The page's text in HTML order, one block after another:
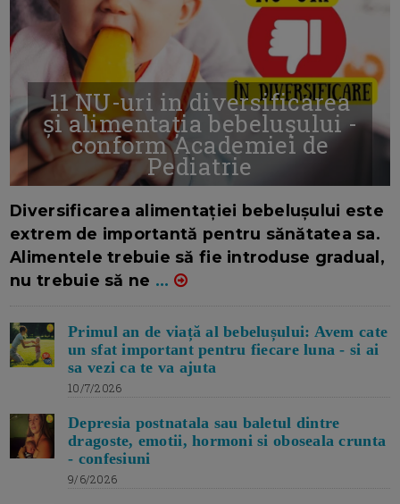
11 NU-uri in diversificarea
și alimentația bebelușului -
conform Academiei de
Pediatrie
Diversificarea alimentației bebelușului este
extrem de importantă pentru sănătatea sa.
Alimentele trebuie să fie introduse gradual,
nu trebuie să ne ...
Primul an de viață al bebelușului: Avem cate
un sfat important pentru fiecare luna - si ai
sa vezi ca te va ajuta
10/7/2026
Depresia postnatala sau baletul dintre
dragoste, emotii, hormoni si oboseala crunta
- confesiuni
9/6/2026